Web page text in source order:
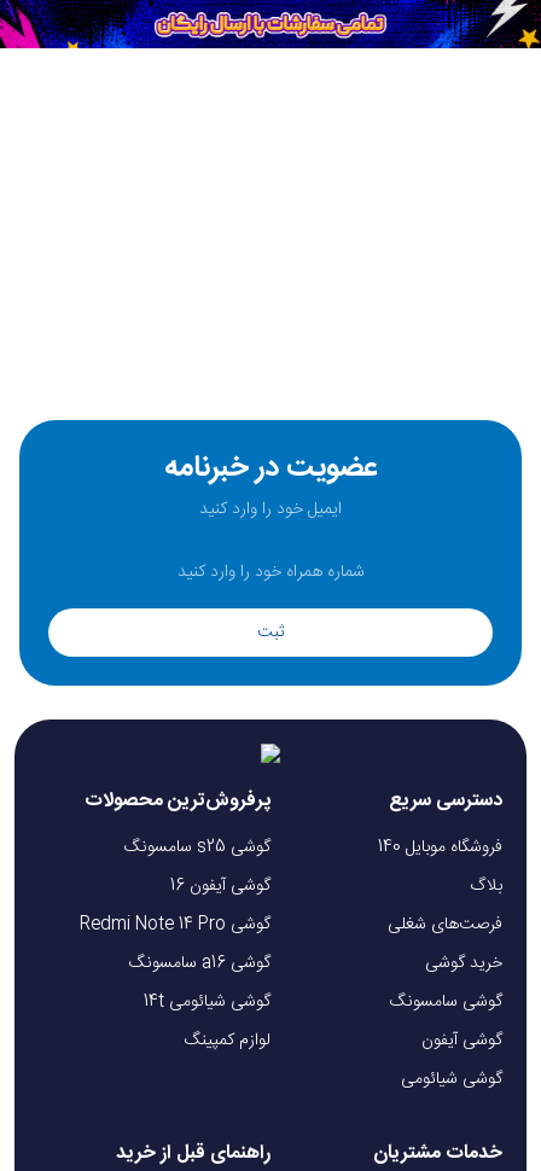
عضویت در خبرنامه
ثبت
دسترسی سریع
فروشگاه موبایل 140
بلاگ
فرصت‌های شغلی
خرید گوشی
گوشی سامسونگ
گوشی آیفون
گوشی شیائومی
پرفروش‌ترین محصولات
گوشی s25 سامسونگ
گوشی آیفون 16
گوشی Redmi Note 14 Pro
گوشی a16 سامسونگ
گوشی شیائومی 14t
لوازم کمپینگ
خدمات مشتریان راهنمای قبل از خرید